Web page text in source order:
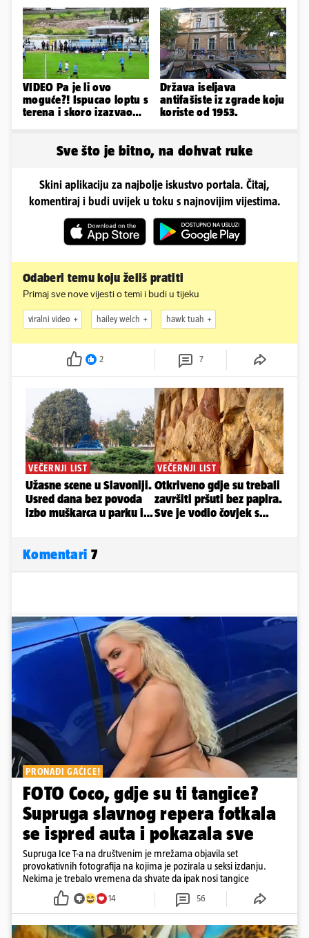
starijeg
Instagram
VIDEO Pa je li ovo
moguće?! Ispucao loptu s
terena i skoro izazvao
Država iseljava
antifašiste iz zgrade koju
koriste od 1953.
Sve što je bitno, na dohvat ruke
Skini aplikaciju za najbolje iskustvo portala. Čitaj,
komentiraj i budi uvijek u toku s najnovijim vijestima.
Odaberi temu koju želiš pratiti
Primaj sve nove vijesti o temi i budi u tijeku
viralni video hailey welch hawk tuah
2 7
Komentari 7
PRONAĐI GAĆICE!
FOTO Coco, gdje su ti tangice?
Supruga slavnog repera fotkala
se ispred auta i pokazala sve
Supruga Ice T-a na društvenim je mrežama objavila set
provokativnih fotografija na kojima je pozirala u seksi izdanju.
Nekima je trebalo vremena da shvate da ipak nosi tangice
14 56